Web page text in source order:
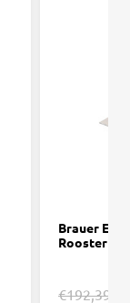
Brauer
Rooster -
€192,39